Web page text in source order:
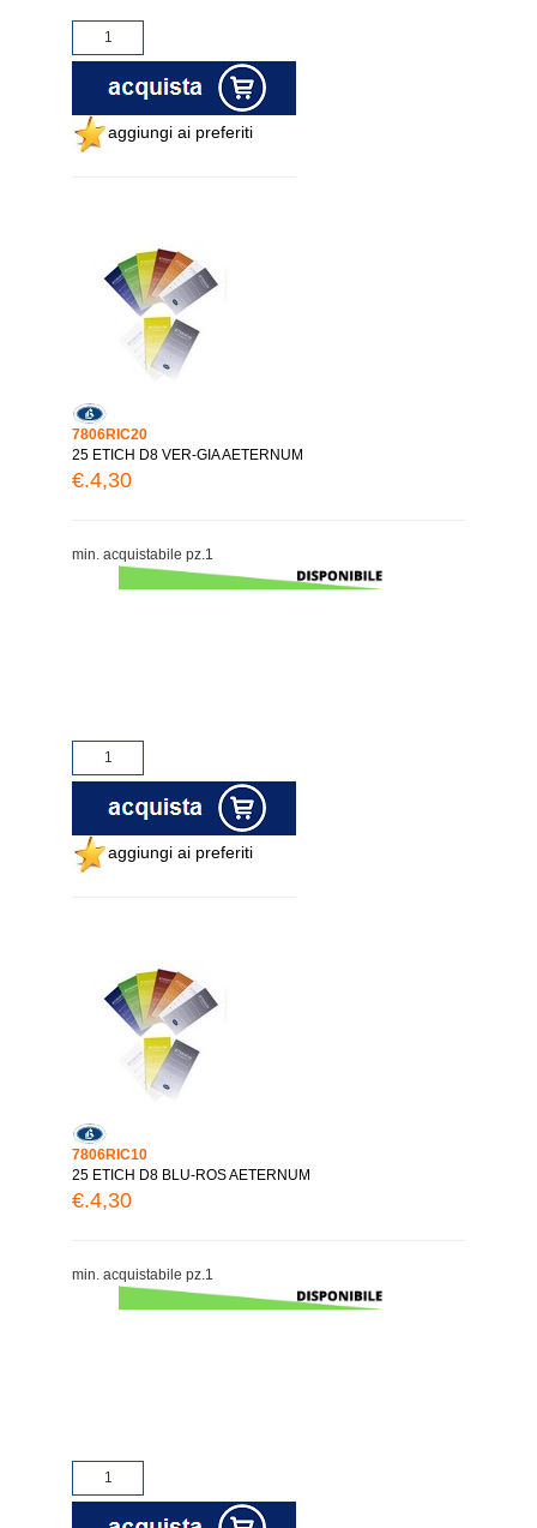
aggiungi ai preferiti
7806RIC20
25 ETICH D8 VER-GIA AETERNUM
€.4,30
min. acquistabile pz.1
aggiungi ai preferiti
7806RIC10
25 ETICH D8 BLU-ROS AETERNUM
€.4,30
min. acquistabile pz.1